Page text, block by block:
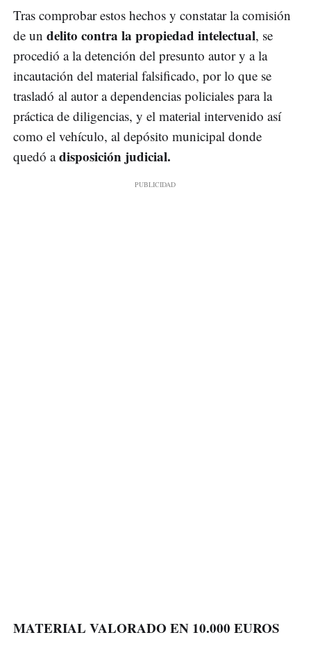
Tras comprobar estos hechos y constatar la comisión
de un delito contra la propiedad intelectual, se
procedió a la detención del presunto autor y a la
incautación del material falsificado, por lo que se
trasladó al autor a dependencias policiales para la
práctica de diligencias, y el material intervenido así
como el vehículo, al depósito municipal donde
quedó adisposición judicial.
MATERIAL VALORADO EN 10.000 EUROS